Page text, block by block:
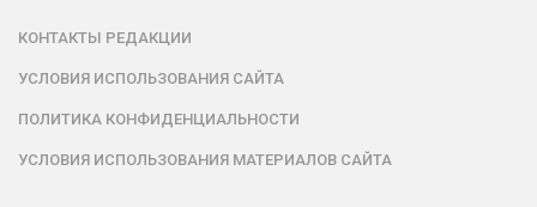
КОНТАКТЫ РЕДАКЦИИ
УСЛОВИЯ ИСПОЛЬЗОВАНИЯ САЙТА
ПОЛИТИКА КОНФИДЕНЦИАЛЬНОСТИ
УСЛОВИЯ ИСПОЛЬЗОВАНИЯ МАТЕРИАЛОВ САЙТА